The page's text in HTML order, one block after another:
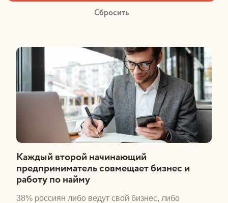
​Каждый второй начинающий
предприниматель совмещает бизнес и
работу по найму
​38% россиян либо ведут свой бизнес, либо